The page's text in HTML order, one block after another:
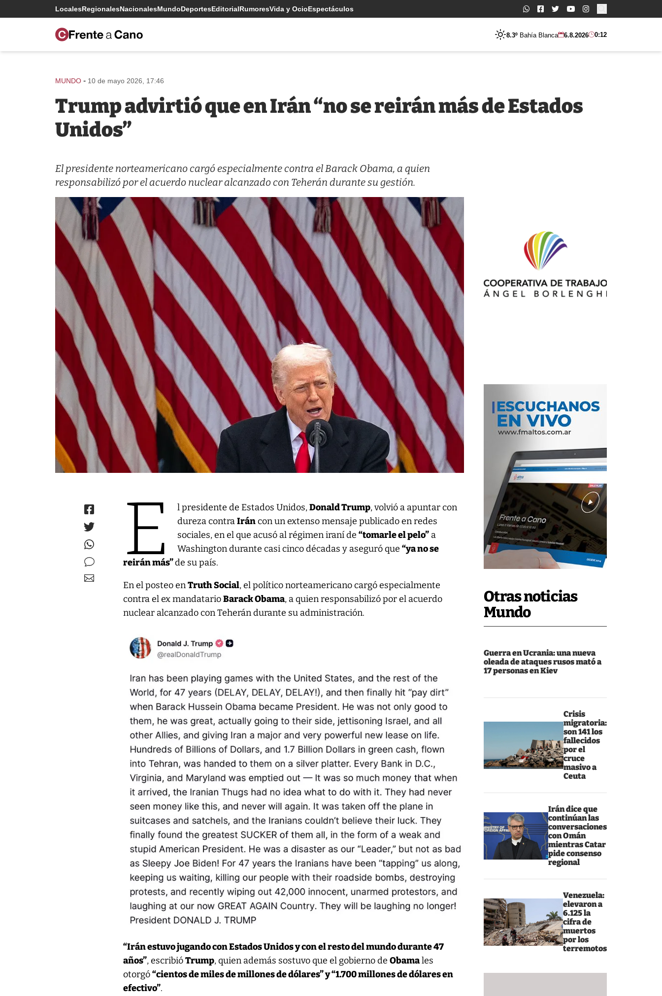
LocalesRegionalesNacionalesMundoDeportesEditorialRumoresVida y OcioEspectáculos Buscar:
8.3º Bahía Blanca 6.8.2026 0:12
Otras noticias
Mundo
Guerra en Ucrania: una nueva
oleada de ataques rusos mató a
17 personas en Kiev
Crisis
migratoria:
son 141 los
fallecidos
por el
cruce
masivo a
Ceuta
Irán dice que
continúan las
conversaciones
con Omán
mientras Catar
pide consenso
regional
Venezuela:
elevaron a
6.125 la
cifra de
muertos
por los
terremotos
MUNDO - 10 de mayo 2026, 17:46
Trump advirtió que en Irán “no se reirán más de Estados
Unidos”
El presidente norteamericano cargó especialmente contra el Barack Obama, a quien
responsabilizó por el acuerdo nuclear alcanzado con Teherán durante su gestión.
E l presidente de Estados Unidos,Donald Trump, volvió a apuntar con
dureza contraIráncon un extenso mensaje publicado en redes
sociales, en el que acusó al régimen iraní de“tomarle el pelo” a
Washington durante casi cinco décadas y aseguró que“ya no se
reirán más”de su país.
En el posteo enTruth Social, el político norteamericano cargó especialmente
contra el ex mandatarioBarack Obama, a quien responsabilizó por el acuerdo
nuclear alcanzado con Teherán durante su administración.
“Irán estuvo jugando con Estados Unidos y con el resto del mundo durante 47
años”, escribióTrump, quien además sostuvo que el gobierno deObamales
otorgó“cientos de miles de millones de dólares” y “1.700 millones de dólares en
efectivo”.